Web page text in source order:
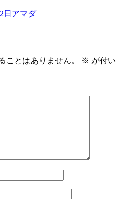
日ゴ
アマダ
ことはありません。 ※ が付い